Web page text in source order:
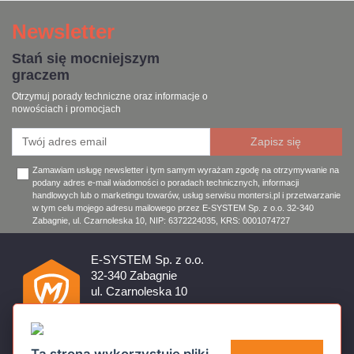
Newsletter
Stań się mocniejszym
graczem
Otrzymuj porady techniczne oraz informacje o
nowościach i promocjach
Zamawiam usługę newsletter i tym samym wyrażam zgodę na otrzymywanie na
podany adres e-mail wiadomości o poradach technicznych, informacji
handlowych lub o marketingu towarów, usług serwisu montersi.pl i przetwarzanie
w tym celu mojego adresu mailowego przez E-SYSTEM Sp. z o.o. 32-340
Zabagnie, ul. Czarnoleska 10, NIP: 6372224035, KRS: 0001074727
Firma czynna od poniedziałku do piątku w godzinach 8:00 –
E-SYSTEM Sp. z o.o.
32-340 Zabagnie
ul. Czarnoleska 10